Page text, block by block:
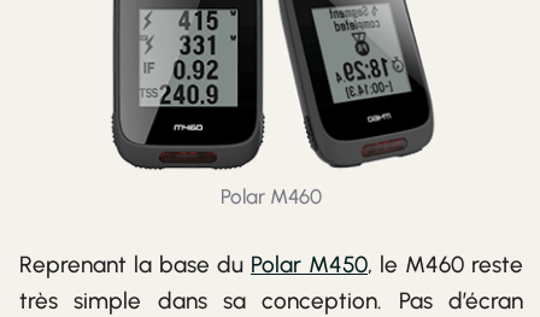
Polar M460
Reprenant la base du Polar M450, le M460 reste
très simple dans sa conception. Pas d’écran